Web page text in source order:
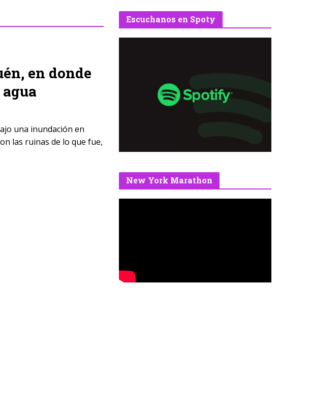
en donde
una inundación en
las ruinas de lo que fue,
Escuchanos en Spoty
New York Marathon